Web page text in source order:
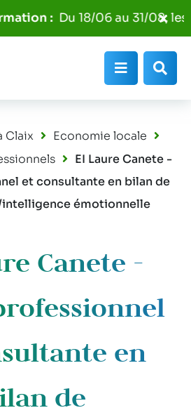
Du 18/06 au 31/08, les
Menu
Claix
Economie locale
EI Laure Canete -
et consultante en bilan de
émotionnelle
Canete -
en
de